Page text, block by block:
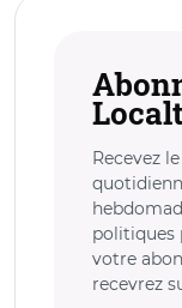
Recevez
politiques
votre
recevrez